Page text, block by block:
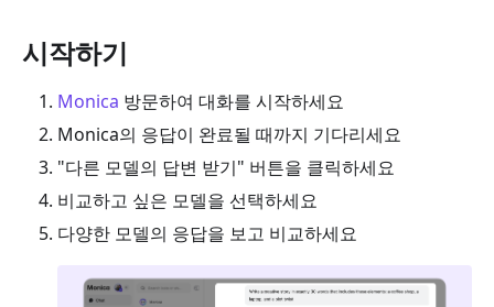
시작하기
Monica 방문하여 대화를 시작하세요
Monica의 응답이 완료될 때까지 기다리세요
"다른 모델의 답변 받기" 버튼을 클릭하세요
비교하고 싶은 모델을 선택하세요
다양한 모델의 응답을 보고 비교하세요